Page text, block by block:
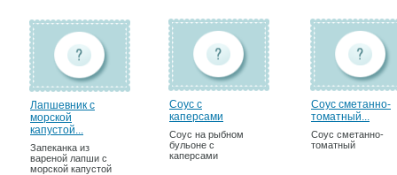
Лапшевник с
морской
капустой...
Запеканка из
вареной лапши с
морской капустой
Соус с
каперсами
Соус на рыбном
бульоне с
каперсами
Соус сметанно-
томатный...
Соус сметанно-
томатный